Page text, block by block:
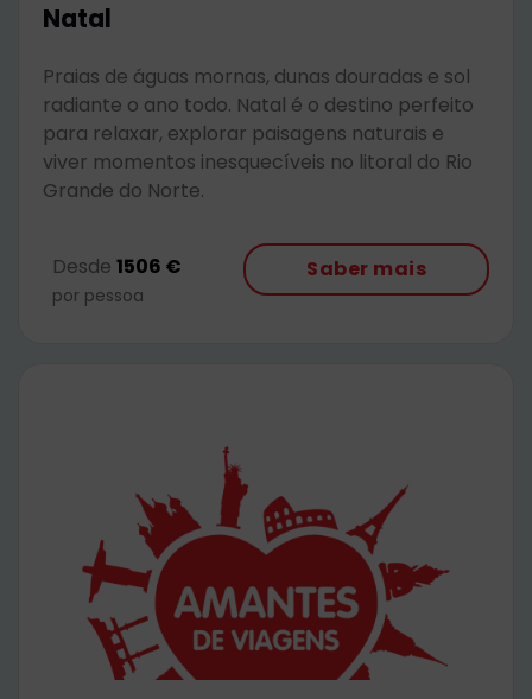
Natal
Praias de águas mornas, dunas douradas e sol
radiante o ano todo. Natal é o destino perfeito
para relaxar, explorar paisagens naturais e
viver momentos inesquecíveis no litoral do Rio
Grande do Norte.
Desde 1506 €
por pessoa
Saber mais